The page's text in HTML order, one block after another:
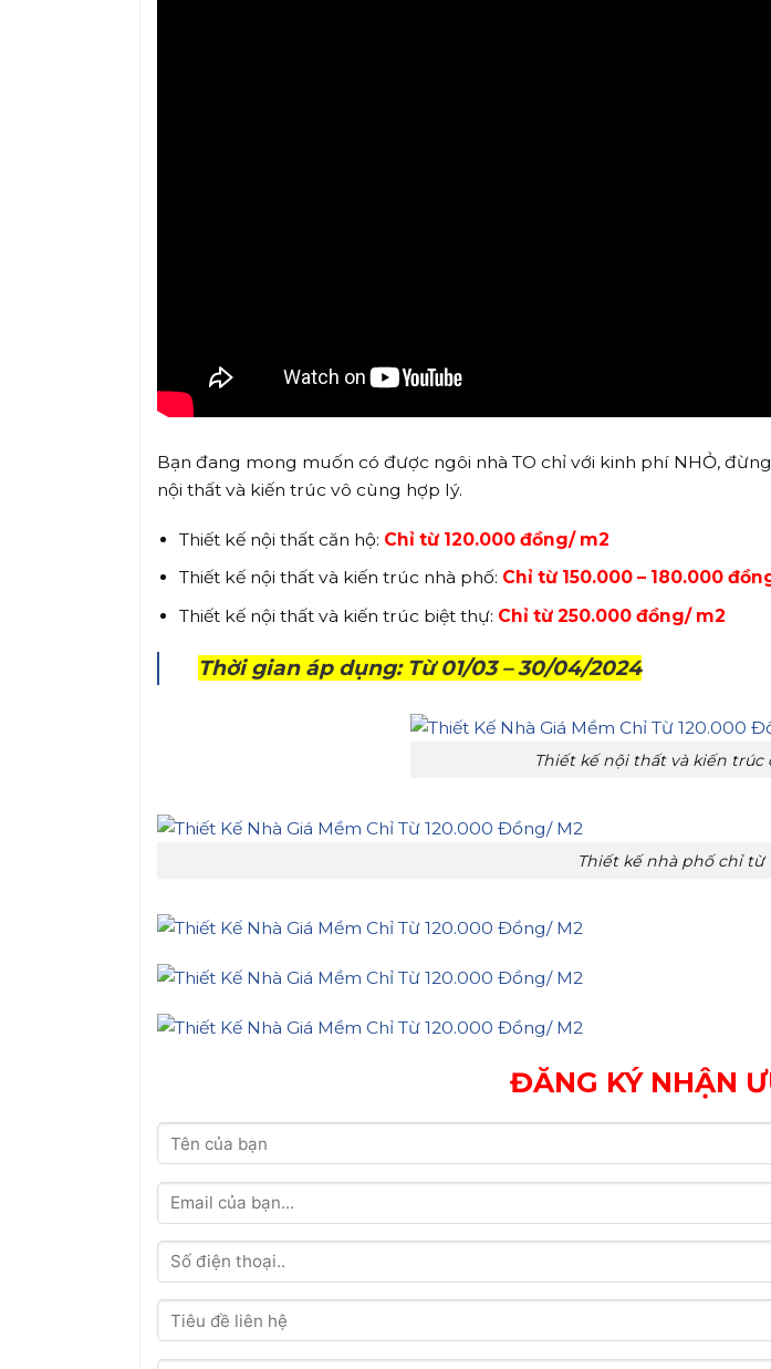
Bạn đang mong muốn có được ngôi nhà TO chỉ với kinh phí NHỎ,
nội thất và kiến trúc vô cùng hợp lý.
Thiết kế nội thất căn hộ: Chỉ từ 120.000 đồng/ m2
Thiết kế nội thất và kiến trúc nhà phố: Chỉ từ 150.000 – 180.000
Thiết kế nội thất và kiến trúc biệt thự: Chỉ từ 250.000 đồng/ m2
Thời gian áp dụng: Từ 01/03 – 30/04/2024
Thiết kế nội thất và kiến trúc
Thiết kế nhà phố chỉ từ
ĐĂNG KÝ NHẬN